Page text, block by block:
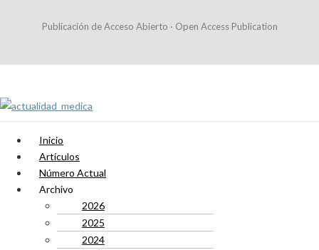
Publicación de Acceso Abierto · Open Access Publication
Inicio
Artículos
Número Actual
Archivo
2026
2025
2024